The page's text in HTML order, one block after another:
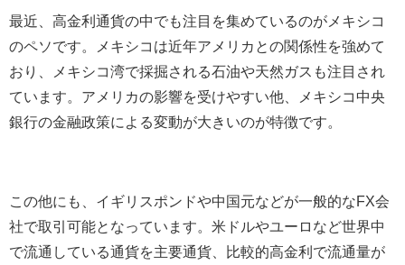
最近、高金利通貨の中でも注目を集めているのがメキシコ
のペソです。メキシコは近年アメリカとの関係性を強めて
おり、メキシコ湾で採掘される石油や天然ガスも注目され
ています。アメリカの影響を受けやすい他、メキシコ中央
銀行の金融政策による変動が大きいのが特徴です。
この他にも、イギリスポンドや中国元などが一般的なFX会
社で取引可能となっています。米ドルやユーロなど世界中
で流通している通貨を主要通貨、比較的高金利で流通量が